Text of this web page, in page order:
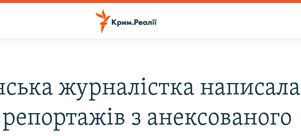
журналістка написала
з анексованого